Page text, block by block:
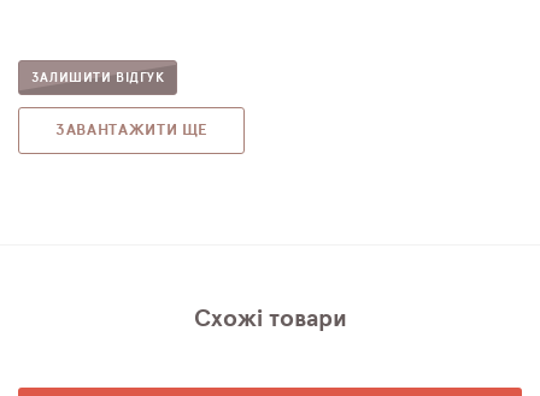
ЗАЛИШИТИ ВІДГУК
ЗАВАНТАЖИТИ ЩЕ
Схожі товари